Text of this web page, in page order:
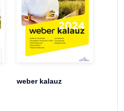
weber kalauz